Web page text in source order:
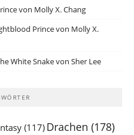
von Molly X. Chang
Prince von Molly X.
White Snake von Sher Lee
(117) Drachen (178)